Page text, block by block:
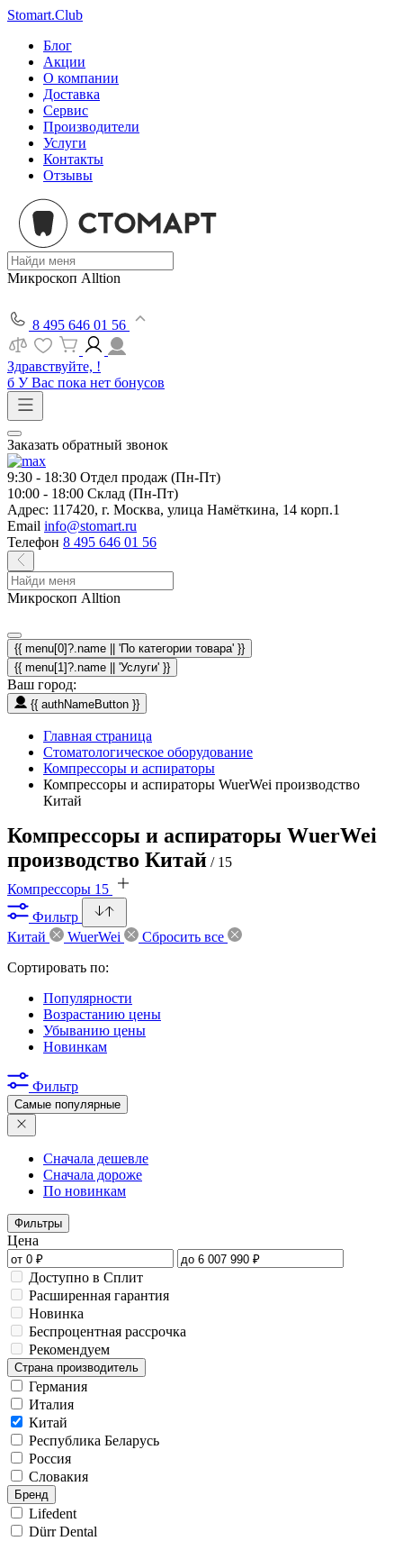
Stomart.Club
Блог
Акции
О компании
Доставка
Сервис
Производители
Услуги
Контакты
Отзывы
Микроскоп Alltion
8 495 646 01 56
Здравствуйте, !
б У Вас пока нет бонусов
Заказать обратный звонок
9:30 - 18:30 Отдел продаж (Пн-Пт)
10:00 - 18:00 Склад (Пн-Пт)
Адрес: 117420, г. Москва, улица Намёткина, 14 корп.1
Email info@stomart.ru
Телефон 8 495 646 01 56
Микроскоп Alltion
{{ menu[0]?.name || 'По категории товара' }}
{{ menu[1]?.name || 'Услуги' }}
Ваш город:
{{ authNameButton }}
Главная страница
Стоматологическое оборудование
Компрессоры и аспираторы
Компрессоры и аспираторы WuerWei производство
Китай
Компрессоры и аспираторы WuerWei
производство Китай / 15
Компрессоры 15
Фильтр
Китай
WuerWei
Сбросить все
Сортировать по:
Популярности
Возрастанию цены
Убыванию цены
Новинкам
Фильтр
Самые популярные
Сначала дешевле
Сначала дороже
По новинкам
Фильтры
Цена
Доступно в Сплит
Расширенная гарантия
Новинка
Беспроцентная рассрочка
Рекомендуем
Страна производитель
Германия
Италия
Китай
Республика Беларусь
Россия
Словакия
Бренд
Lifedent
Dürr Dental